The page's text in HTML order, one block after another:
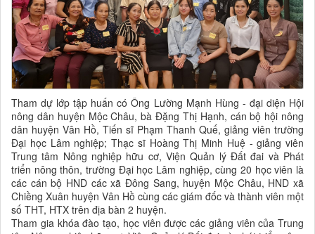
Tham dự lớp tập huấn có Ông Lường Mạnh Hùng - đại diện Hội
nông dân huyện Mộc Châu, bà Đặng Thị Hạnh, cán bộ hội nông
dân huyện Vân Hồ, Tiến sĩ Phạm Thanh Quế, giảng viên trường
Đại học Lâm nghiệp; Thạc sĩ Hoàng Thị Minh Huệ - giảng viên
Trung tâm Nông nghiệp hữu cơ, Viện Quản lý Đất đai và Phát
triển nông thôn, trường Đại học Lâm nghiệp, cùng 20 học viên là
các cán bộ HND các xã Đông Sang, huyện Mộc Châu, HND xã
Chiềng Xuân huyện Vân Hồ cùng các giám đốc và thành viên một
số THT, HTX trên địa bàn 2 huyện.
Tham gia khóa đào tạo, học viên được các giảng viên của Trung